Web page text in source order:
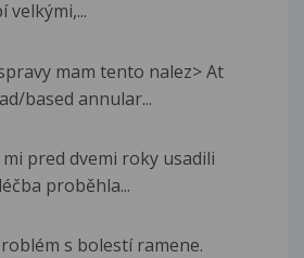
mam tento nalez> At
based annular...
pred dvemi roky usadili
proběhla...
s bolestí ramene.